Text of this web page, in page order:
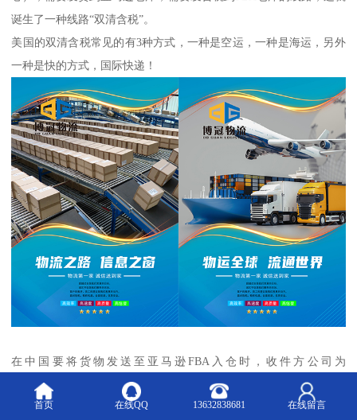
诞生了一种线路“双清含税”。
美国的双清含税常见的有3种方式，一种是空运，一种是海运，另外
一种是快的方式，国际快递！
在中国要将货物发送至亚马逊FBA入仓时，收件方公司为
AMAZON（亚马逊）或美国FBA(Fulfillment by Amazon：亚马逊提
供的代发货业务)。因为AMAZON（亚马逊）是一间网络电子商务公
首页 在线QQ 13632838681 在线留言